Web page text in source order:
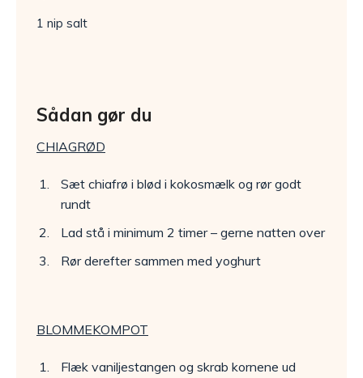
1 nip salt
Sådan gør du
CHIAGRØD
Sæt chiafrø i blød i kokosmælk og rør godt
rundt
Lad stå i minimum 2 timer – gerne natten over
Rør derefter sammen med yoghurt
BLOMMEKOMPOT
Flæk vaniljestangen og skrab kornene ud